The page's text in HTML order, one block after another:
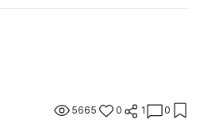
5665 0 1 0